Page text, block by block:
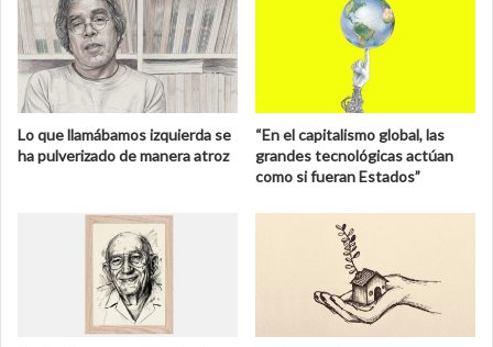
Lo que llamábamos izquierda se
ha pulverizado de manera atroz
“En el capitalismo global, las
grandes tecnológicas actúan
como si fueran Estados”